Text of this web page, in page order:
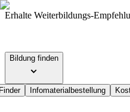
Erhalte Weiterbildungs-
Bildung finden
Infomaterialbestellung